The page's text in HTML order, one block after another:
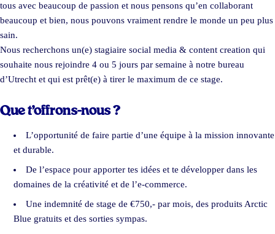
tous avec beaucoup de passion et nous pensons qu’en collaborant
beaucoup et bien, nous pouvons vraiment rendre le monde un peu plus
sain.
Nous recherchons un(e) stagiaire social media & content creation qui
souhaite nous rejoindre 4 ou 5 jours par semaine à notre bureau
d’Utrecht et qui est prêt(e) à tirer le maximum de ce stage.
Que t’offrons-nous ?
L’opportunité de faire partie d’une équipe à la mission innovante
et durable.
De l’espace pour apporter tes idées et te développer dans les
domaines de la créativité et de l’e-commerce.
Une indemnité de stage de €750,- par mois, des produits Arctic
Blue gratuits et des sorties sympas.